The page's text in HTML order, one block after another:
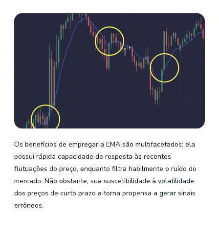
Os benefícios de empregar a EMA são multifacetados: ela
possui rápida capacidade de resposta às recentes
flutuações do preço, enquanto filtra habilmente o ruído do
mercado. Não obstante, sua suscetibilidade à volatilidade
dos preços de curto prazo a torna propensa a gerar sinais
errôneos.